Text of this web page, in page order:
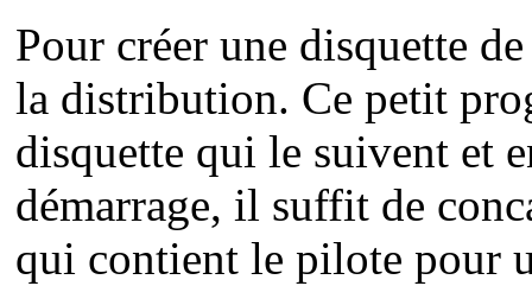
Pour créer une disquette
la distribution. Ce petit
disquette qui le suivent et
démarrage, il suffit de
qui contient le pilote pour